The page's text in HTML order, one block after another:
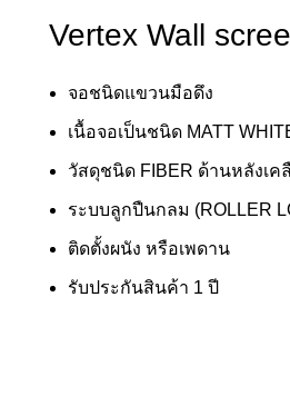
Vertex Wall
จอชนิดแขวนมือดึง
เนื้อจอเป็นชนิด MATT
วัสดุชนิด FIBER ด้านหลังเค
ระบบลูกปืนกลม (ROLLER
ติดตั้งผนัง หรือเพดาน
รับประกันสินค้า 1 ปี